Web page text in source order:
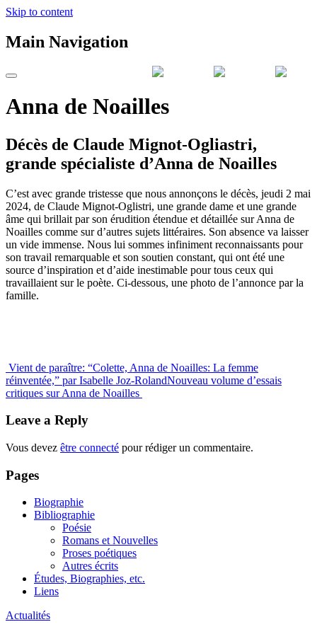
Skip to content
Main Navigation
Anna de Noailles
Décès de Claude Mignot-Ogliastri,
grande spécialiste d’Anna de Noailles
C’est avec grande tristesse que nous annonçons le décès, jeudi 2 mai
2024, de Claude Mignot-Oglistri, une grande dame et une grande
âme qui brillait par son érudition étendue et détaillée sur Anna de
Noailles comme sur d’autres sujets littéraires. Son absence va laisser
un vide immense. Nous lui sommes infiniment reconnaissants pour
son travail remarquable et son soutien constant, qui ont été une
source d’inspiration et d’aide inestimable pour tous ceux qui
travaillaient sur le poète. Ci-dessous, une photo de l’annonce par la
famille.
Post
navigation
Vient de paraître: “Colette, Anna de Noailles: La femme
réinventée,” par Isabelle Joz-RolandNouveau volume d’essais
critiques sur Anna de Noailles
Leave a Reply
Vous devez être connecté pour rédiger un commentaire.
Pages
Biographie
Bibliographie
Poésie
Romans et Nouvelles
Proses poétiques
Autres écrits
Études, Biographies, etc.
Liens
Actualités